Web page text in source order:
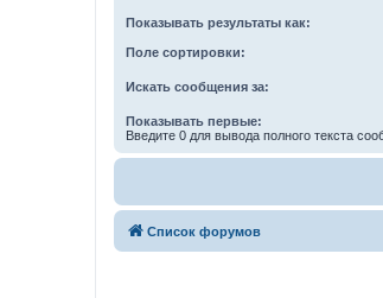
Показывать результаты как:
Поле сортировки:
Искать сообщения за:
Показывать первые:
Введите 0 для вывода полного текста
Список форумов